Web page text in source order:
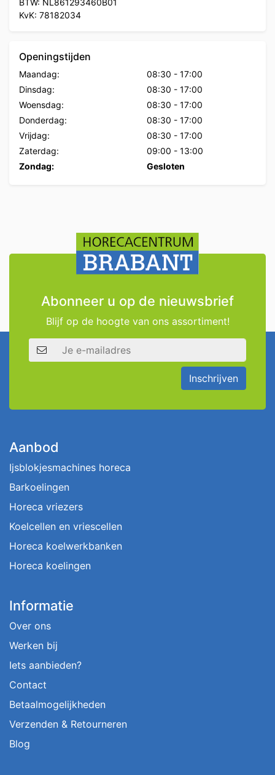
KvK: 78182034
Openingstijden
Maandag: 08:30 - 17:00
Dinsdag:
08:30 - 17:00
Woensdag:
08:30 - 17:00
Donderdag:
08:30 - 17:00
Vrijdag:
08:30 - 17:00
Zaterdag:
09:00 - 13:00
Zondag:
Gesloten
Abonneer u op de nieuwsbrief
Blijf op de hoogte van ons assortiment!
E-mailadres
Inschrijven
Aanbod
Ijsblokjesmachines horeca
Barkoelingen
Horeca vriezers
Koelcellen en vriescellen
Horeca koelwerkbanken
Horeca koelingen
Informatie
Over ons
Werken bij
Iets aanbieden?
Contact
Betaalmogelijkheden
Verzenden & Retourneren
Blog